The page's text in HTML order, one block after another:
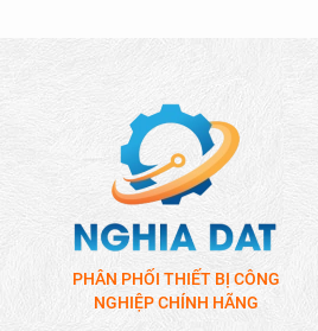
PHÂN PHỐI THIẾT BỊ CÔNG
NGHIỆP CHÍNH HÃNG